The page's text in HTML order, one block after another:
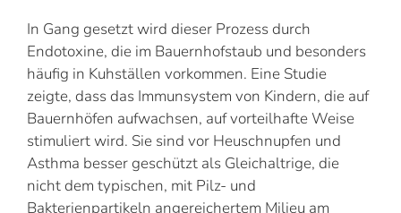
In Gang gesetzt wird dieser Prozess durch
Endotoxine, die im Bauernhofstaub und besonders
häufig in Kuhställen vorkommen. Eine Studie
zeigte, dass das Immunsystem von Kindern, die auf
Bauernhöfen aufwachsen, auf vorteilhafte Weise
stimuliert wird. Sie sind vor Heuschnupfen und
Asthma besser geschützt als Gleichaltrige, die
nicht dem typischen, mit Pilz- und
Bakterienpartikeln angereichertem Milieu am